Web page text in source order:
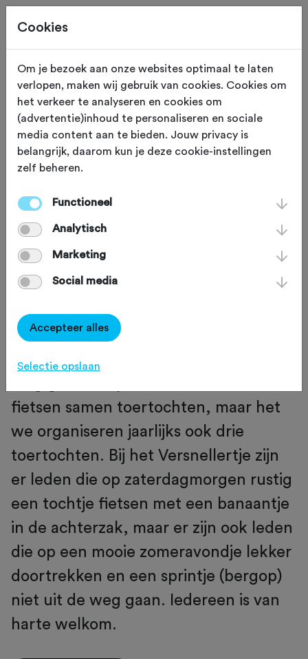
Ochten Gelderland
't Versnellertje
Het Versnellertje is een
wielervereniging uit het Betuwse
dorpje uit Ochten. We hebben één
fietsen samen toertochten, maar het
we organiseren jaarlijks ook drie
toertochten. Bij het Versnellertje zijn
er leden die op zaterdagmorgen rustig
een tochtje fietsen met een banaantje
in de achterzak, maar er zijn ook leden
die op een mooie zomeravondje lekker
doortrekken en een sprintje (bergop)
niet uit de weg gaan. Iedereen is van
harte welkom.
Cookies
Om je bezoek aan onze websites optimaal te laten
verlopen, maken wij gebruik van cookies. Cookies om
het verkeer te analyseren en cookies om
(advertentie)inhoud te personaliseren en sociale
media content aan te bieden. Jouw privacy is
belangrijk, daarom kun je deze cookie-instellingen
zelf beheren.
Functioneel
Analytisch
Marketing
Social media
Accepteer alles
Selectie opslaan